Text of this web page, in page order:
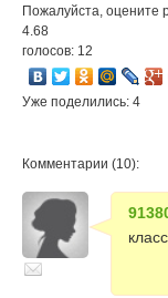
Пожалуйста, оцените
4.68
голосов: 12
Уже поделились: 4
Комментарии (10):